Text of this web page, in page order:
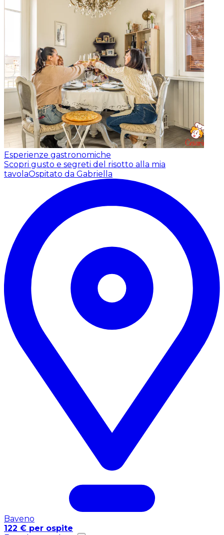
Esperienze gastronomiche
Scopri gusto e segreti del risotto alla mia
tavolaOspitato da Gabriella
Baveno
122 € per ospite